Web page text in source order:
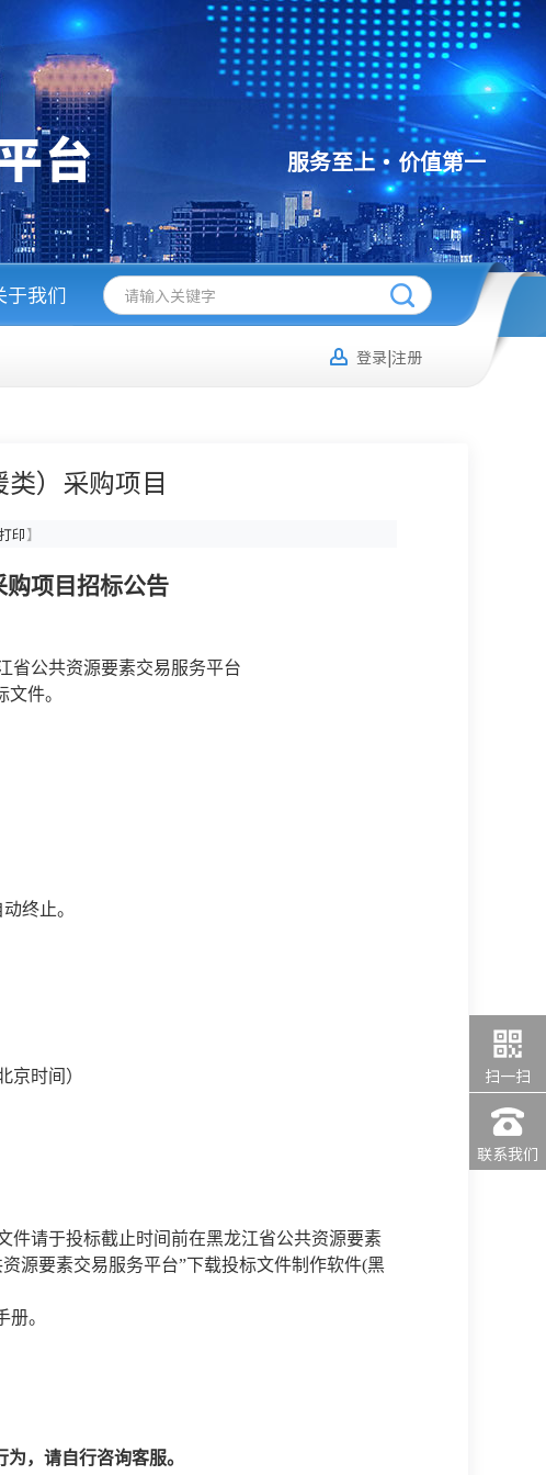
服务至上 价值第一
于我们
登录|注册
扫一扫
联系我们
）采购项目
印】
购项目招标公告
省公共资源要素交易服务平台
文件。
终止。
京时间）
件请于投标截止时间前在黑龙江省公共资源要素
源要素交易服务平台”下载投标文件制作软件(黑
。
，请自行咨询客服。